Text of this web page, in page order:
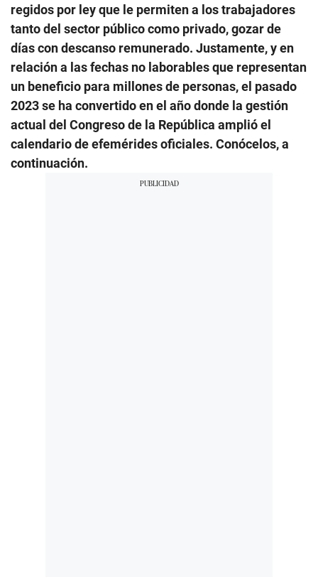
regidos por ley que le permiten a los trabajadores
tanto del sector público como privado, gozar de
días con descanso remunerado. Justamente, y en
relación a las fechas no laborables que representan
un beneficio para millones de personas, el pasado
2023 se ha convertido en el año donde la gestión
actual del Congreso de la República amplió el
calendario de efemérides oficiales. Conócelos, a
continuación.